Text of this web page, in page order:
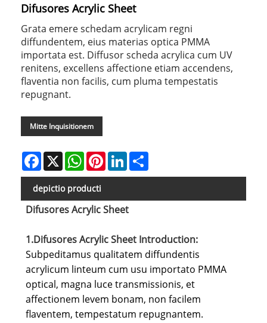
Difusores Acrylic Sheet
Grata emere schedam acrylicam regni
diffundentem, eius materias optica PMMA
importata est. Diffusor scheda acrylica cum UV
renitens, excellens affectione etiam accendens,
flaventia non facilis, cum pluma tempestatis
repugnant.
Mitte Inquisitionem
Facebook
X WhatsAppPinterestLinkedIn
depictio producti
Difusores Acrylic Sheet
1.Difusores Acrylic Sheet Introduction:
Subpeditamus qualitatem diffundentis
acrylicum linteum cum usu importato PMMA
optical, magna luce transmissionis, et
affectionem levem bonam, non facilem
flaventem, tempestatum repugnantem.